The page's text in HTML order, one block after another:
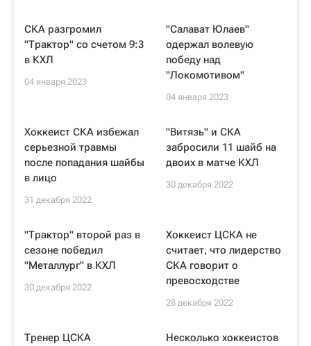
СКА разгромил
"Трактор" со счетом 9:3
в КХЛ
04 января 2023
"Салават Юлаев"
одержал волевую
победу над
"Локомотивом"
04 января 2023
Хоккеист СКА избежал
серьезной травмы
после попадания шайбы
в лицо
31 декабря 2022
"Витязь" и СКА
забросили 11 шайб на
двоих в матче КХЛ
30 декабря 2022
"Трактор" второй раз в
сезоне победил
"Металлург" в КХЛ
30 декабря 2022
Хоккеист ЦСКА не
считает, что лидерство
СКА говорит о
превосходстве
28 декабря 2022
Тренер ЦСКА
Несколько хоккеистов